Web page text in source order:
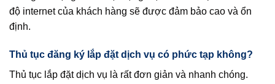
độ internet của khách hàng sẽ được đảm bảo cao và ổn
định.
Thủ tục đăng ký lắp đặt dịch vụ có phức tạp không?
Thủ tục lắp đặt dịch vụ là rất đơn giản và nhanh chóng.